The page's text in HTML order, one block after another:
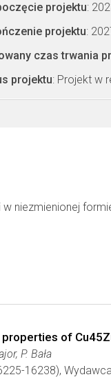
projektu:
projektu:
czas trwania
projektu: Projekt w
niezmienionej
of
P. Bała
16238),